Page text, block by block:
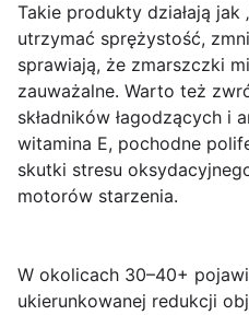
Takie produkty działają jak
utrzymać sprężystość,
sprawiają, że zmarszczki
zauważalne. Warto też
składników łagodzących i
witamina E, pochodne
skutki stresu
motorów starzenia.
W okolicach 30–40+
ukierunkowanej redukcji